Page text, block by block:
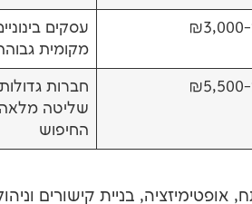
עסקים
מקומית
חברות
שליטה
החיפוש
בניית קישורים וניהול